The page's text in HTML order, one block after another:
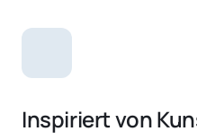
Inspiriert von